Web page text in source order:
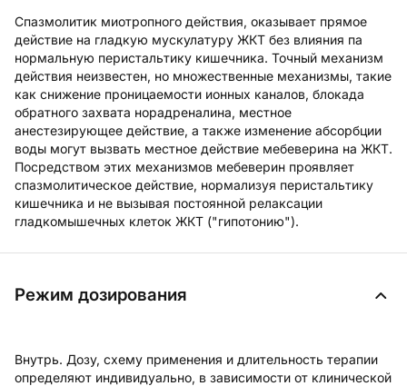
Спазмолитик миотропного действия, оказывает прямое
действие на гладкую мускулатуру ЖКТ без влияния па
нормальную перистальтику кишечника. Точный механизм
действия неизвестен, но множественные механизмы, такие
как снижение проницаемости ионных каналов, блокада
обратного захвата норадреналина, местное
анестезирующее действие, а также изменение абсорбции
воды могут вызвать местное действие мебеверина на ЖКТ.
Посредством этих механизмов мебеверин проявляет
спазмолитическое действие, нормализуя перистальтику
кишечника и не вызывая постоянной релаксации
гладкомышечных клеток ЖКТ ("гипотонию").
Режим дозирования
Внутрь. Дозу, схему применения и длительность терапии
определяют индивидуально, в зависимости от клинической